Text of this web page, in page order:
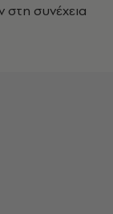
στη συνέχεια